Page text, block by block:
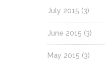
July 2015 (3)
June 2015 (3)
May 2015 (3)